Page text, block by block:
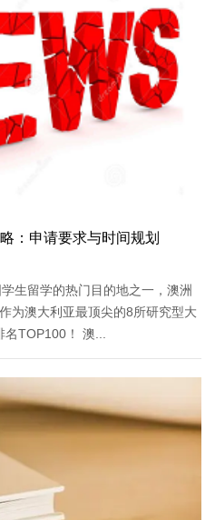
：申请要求与时间规划
生留学的热门目的地之一，澳洲
为澳大利亚最顶尖的8所研究型大
名TOP100！ 澳...